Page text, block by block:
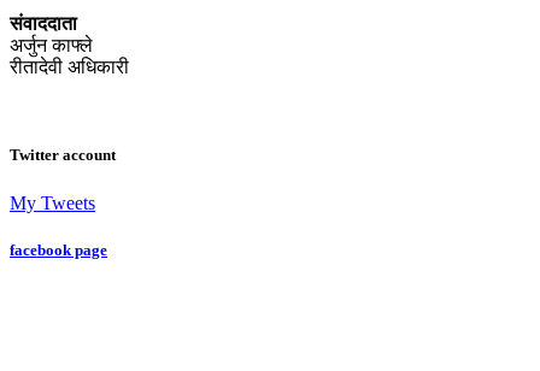
संवाददाता
अर्जुन काफ्ले
रीतादेवी अधिकारी
Twitter account
My Tweets
facebook page